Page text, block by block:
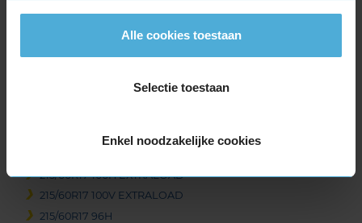
Alle cookies toestaan
Selectie toestaan
Enkel noodzakelijke cookies
205/55R17 95V EXTRALOAD
215/50R17 95V EXTRALOAD
215/55R17 98H EXTRALOAD
215/60R17 100H EXTRALOAD
215/60R17 100V EXTRALOAD
215/60R17 96H